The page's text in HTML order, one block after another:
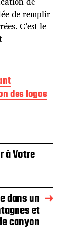
de remplir
C’est le
des logos
à Votre
dans un
et
canyon